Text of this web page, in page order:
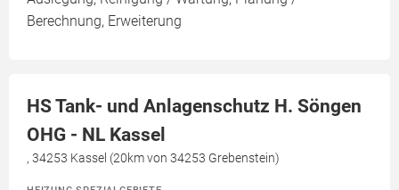
Berechnung, Erweiterung
HS Tank- und Anlagenschutz H. Söngen
OHG - NL Kassel
, 34253 Kassel (20km von 34253 Grebenstein)